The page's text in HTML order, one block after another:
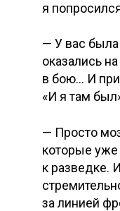
я
— У вас была
оказались
в бою… И
«И я там
— Просто
которые уже
к разведке.
за линией